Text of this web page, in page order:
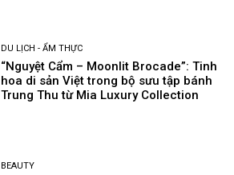
DU LỊCH - ẨM THỰC
“Nguyệt Cẩm – Moonlit Brocade”: Tinh
hoa di sản Việt trong bộ sưu tập bánh
Trung Thu từ Mia Luxury Collection
BEAUTY